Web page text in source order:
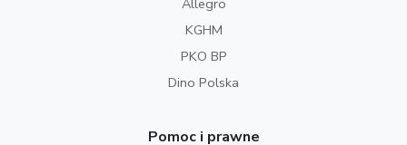
Allegro
KGHM
PKO BP
Dino Polska
Pomoc i prawne